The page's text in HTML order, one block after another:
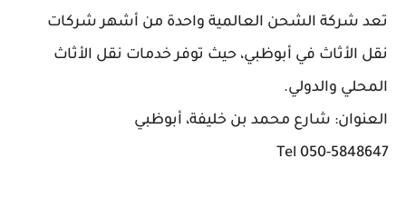
تعد شركة الشحن العالمية واحدة من أشهر شركات
نقل الأثاث في أبوظبي، حيث توفر خدمات نقل الأثاث
المحلي والدولي.
العنوان: شارع محمد بن خليفة، أبوظبي
050-5848647 Tel